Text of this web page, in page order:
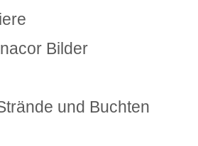
Bilder
und Buchten